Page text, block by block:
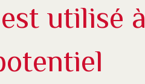
utilisé à